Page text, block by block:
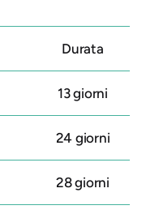
Durata
13 giorni
24 giorni
28 giorni